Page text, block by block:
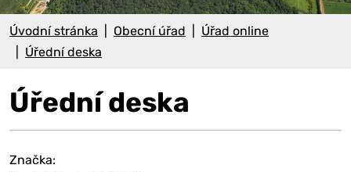
Úvodní stránka Obecní úřad
Úřad online
Úřední deska
Úřední deska
Značka: